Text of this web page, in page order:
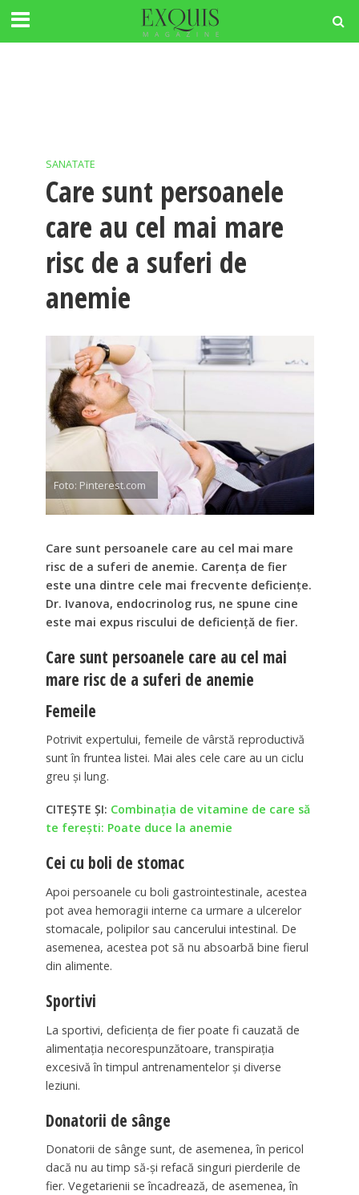
SANATATE
Care sunt persoanele
care au cel mai mare
risc de a suferi de
anemie
Foto: Pinterest.com
Care sunt persoanele care au cel mai mare
risc de a suferi de anemie. Carența de fier
este una dintre cele mai frecvente deficiențe.
Dr. Ivanova, endocrinolog rus, ne spune cine
este mai expus riscului de deficiență de fier.
Care sunt persoanele care au cel mai
mare risc de a suferi de anemie
Femeile
Potrivit expertului, femeile de vârstă reproductivă
sunt în fruntea listei. Mai ales cele care au un ciclu
greu și lung.
CITEȘTE ȘI: Combinația de vitamine de care să
te ferești: Poate duce la anemie
Cei cu boli de stomac
Apoi persoanele cu boli gastrointestinale, acestea
pot avea hemoragii interne ca urmare a ulcerelor
stomacale, polipilor sau cancerului intestinal. De
asemenea, acestea pot să nu absoarbă bine fierul
din alimente.
Sportivi
La sportivi, deficiența de fier poate fi cauzată de
alimentația necorespunzătoare, transpirația
excesivă în timpul antrenamentelor și diverse
leziuni.
Donatorii de sânge
Donatorii de sânge sunt, de asemenea, în pericol
dacă nu au timp să-și refacă singuri pierderile de
fier. Vegetarienii se încadrează, de asemenea, în